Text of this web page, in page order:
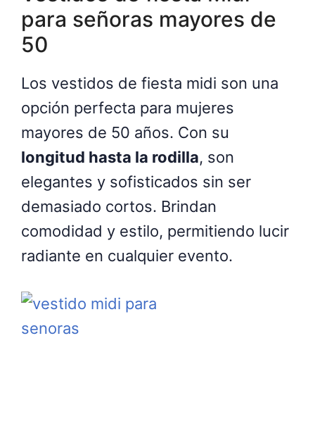
para señoras mayores de
50
Los vestidos de fiesta midi son una
opción perfecta para mujeres
mayores de 50 años. Con su
longitud hasta la rodilla, son
elegantes y sofisticados sin ser
demasiado cortos. Brindan
comodidad y estilo, permitiendo lucir
radiante en cualquier evento.